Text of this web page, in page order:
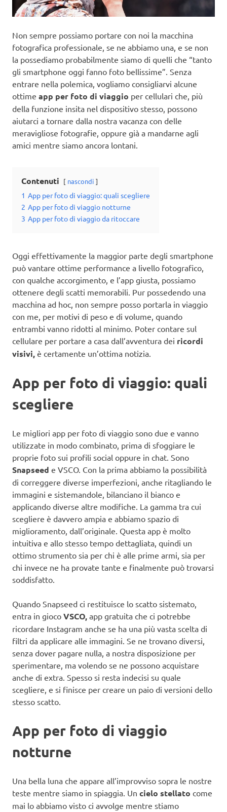
Non sempre possiamo portare con noi la macchina
fotografica professionale, se ne abbiamo una, e se non
la possediamo probabilmente siamo di quelli che “tanto
gli smartphone oggi fanno foto bellissime”. Senza
entrare nella polemica, vogliamo consigliarvi alcune
ottime app per foto di viaggio per cellulari che, più
della funzione insita nel dispositivo stesso, possono
aiutarci a tornare dalla nostra vacanza con delle
meravigliose fotografie, oppure già a mandarne agli
amici mentre siamo ancora lontani.
Contenuti nascondi
1 App per foto di viaggio: quali scegliere
2 App per foto di viaggio notturne
3 App per foto di viaggio da ritoccare
Oggi effettivamente la maggior parte degli smartphone
può vantare ottime performance a livello fotografico,
con qualche accorgimento, e l’app giusta, possiamo
ottenere degli scatti memorabili. Pur possedendo una
macchina ad hoc, non sempre posso portarla in viaggio
con me, per motivi di peso e di volume, quando
entrambi vanno ridotti al minimo. Poter contare sul
cellulare per portare a casa dall’avventura dei ricordi
visivi, è certamente un’ottima notizia.
App per foto di viaggio: quali
scegliere
Le migliori app per foto di viaggio sono due e vanno
utilizzate in modo combinato, prima di sfoggiare le
proprie foto sui profili social oppure in chat. Sono
Snapseed e VSCO. Con la prima abbiamo la possibilità
di correggere diverse imperfezioni, anche ritagliando le
immagini e sistemandole, bilanciano il bianco e
applicando diverse altre modifiche. La gamma tra cui
scegliere è davvero ampia e abbiamo spazio di
miglioramento, dall’originale. Questa app è molto
intuitiva e allo stesso tempo dettagliata, quindi un
ottimo strumento sia per chi è alle prime armi, sia per
chi invece ne ha provate tante e finalmente può trovarsi
soddisfatto.
Quando Snapseed ci restituisce lo scatto sistemato,
entra in gioco VSCO, app gratuita che ci potrebbe
ricordare Instagram anche se ha una più vasta scelta di
filtri da applicare alle immagini. Se ne trovano diversi,
senza dover pagare nulla, a nostra disposizione per
sperimentare, ma volendo se ne possono acquistare
anche di extra. Spesso si resta indecisi su quale
scegliere, e si finisce per creare un paio di versioni dello
stesso scatto.
App per foto di viaggio
notturne
Una bella luna che appare all’improvviso sopra le nostre
teste mentre siamo in spiaggia. Un cielo stellato come
mai lo abbiamo visto ci avvolge mentre stiamo